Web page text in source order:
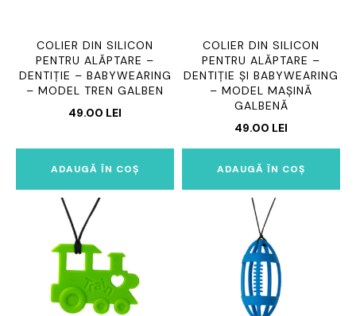
COLIER DIN SILICON
PENTRU ALĂPTARE –
DENTIȚIE – BABYWEARING
– MODEL TREN GALBEN
49.00 LEI
ADAUGĂ ÎN COȘ
COLIER DIN SILICON
PENTRU ALĂPTARE –
DENTIȚIE ȘI BABYWEARING
– MODEL MAȘINĂ
GALBENĂ
49.00 LEI
ADAUGĂ ÎN COȘ